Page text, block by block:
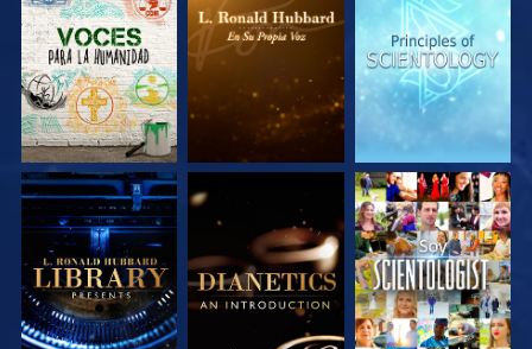
EXPLORA LAS
SERIES
EXPLORA LAS
SERIES
EXPLORA LAS
SERIES
EXPLORA LAS
SERIES
EXPLORA LAS
SERIES
VE